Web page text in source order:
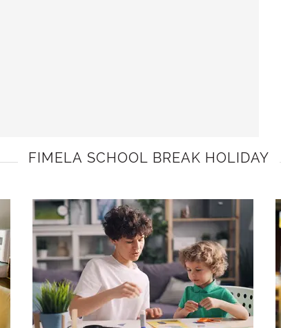
FIMELA SCHOOL BREAK HOLIDAY